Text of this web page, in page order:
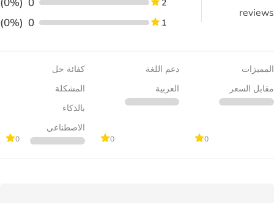
reviews
2
1
0
(0%)
المميزات
مقابل السعر
0
دعم اللغة
العربية
0
كفائة حل
المشكلة
بالذكاء
الاصطناعي
0